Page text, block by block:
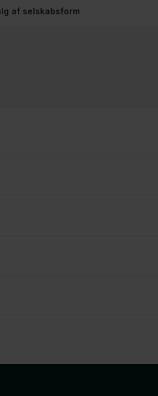
af selskabsform